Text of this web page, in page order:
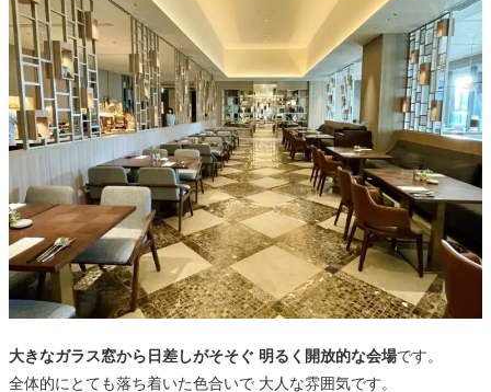
大きなガラス窓から日差しがそそぐ 明るく開放的な会場です。
全体的にとても落ち着いた色合いで 大人な雰囲気です。